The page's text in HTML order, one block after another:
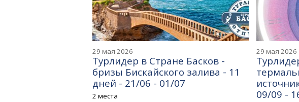
29 мая 2026
Турлидер в Стране Басков -
бризы Бискайского залива - 11
дней - 21/06 - 01/07
2 места
29 мая 2026
09/09 -